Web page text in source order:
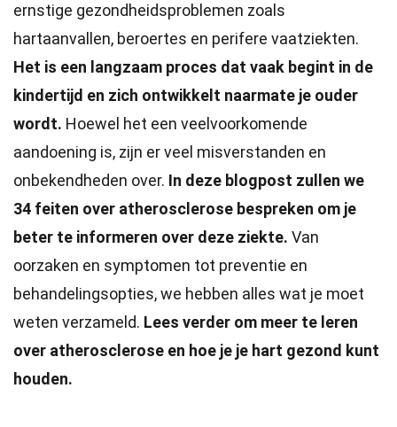
ernstige gezondheidsproblemen zoals
hartaanvallen, beroertes en perifere vaatziekten.
Het is een langzaam proces dat vaak begint in de
kindertijd en zich ontwikkelt naarmate je ouder
wordt. Hoewel het een veelvoorkomende
aandoening is, zijn er veel misverstanden en
onbekendheden over. In deze blogpost zullen we
34 feiten over atherosclerose bespreken om je
beter te informeren over deze ziekte. Van
oorzaken en symptomen tot preventie en
behandelingsopties, we hebben alles wat je moet
weten verzameld. Lees verder om meer te leren
over atherosclerose en hoe je je hart gezond kunt
houden.